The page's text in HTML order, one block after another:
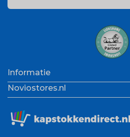
Informatie
Noviostores.nl